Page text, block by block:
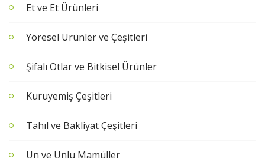
Et ve Et Ürünleri
Yöresel Ürünler ve Çeşitleri
Şifalı Otlar ve Bitkisel Ürünler
Kuruyemiş Çeşitleri
Tahıl ve Bakliyat Çeşitleri
Un ve Unlu Mamüller